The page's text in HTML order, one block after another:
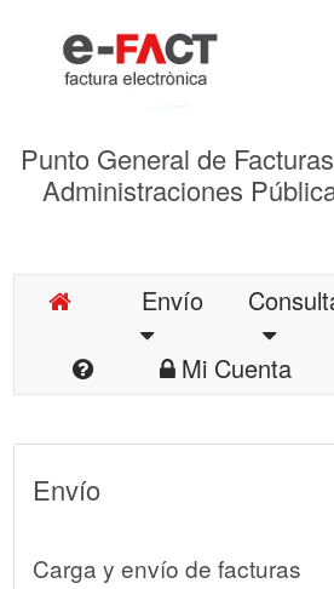
Punto General de
Administraciones
Envío
Mi Cuenta
Envío
Carga y envío de facturas